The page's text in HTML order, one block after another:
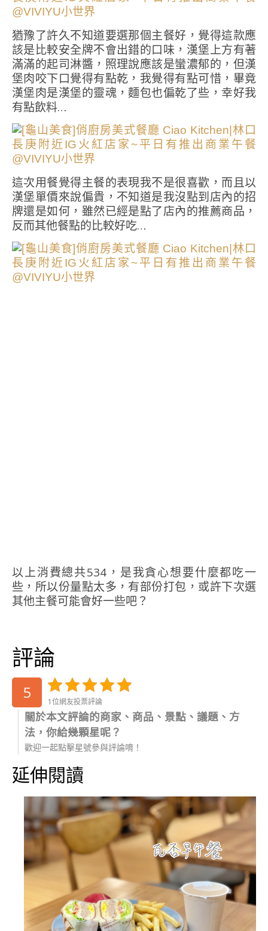
猶豫了許久不知道要選那個主餐好，覺得這款應
該是比較安全牌不會出錯的口味，漢堡上方有著
滿滿的起司淋醬，照理說應該是蠻濃郁的，但漢
堡肉咬下口覺得有點乾，我覺得有點可惜，畢竟
漢堡肉是漢堡的靈魂，麵包也偏乾了些，幸好我
有點飲料…
這次用餐覺得主餐的表現我不是很喜歡，而且以
漢堡單價來說偏貴，不知道是我沒點到店內的招
牌還是如何，雖然已經是點了店內的推薦商品，
反而其他餐點的比較好吃…
以上消費總共534，是我貪心想要什麼都吃一
些，所以份量點太多，有部份打包，或許下次選
其他主餐可能會好一些吧？
評論
5 1位網友投票評論
關於本文評論的商家、商品、景點、議題、方
法，你給幾顆星呢？
歡迎一起點擊星號參與評論唷！
延伸閱讀